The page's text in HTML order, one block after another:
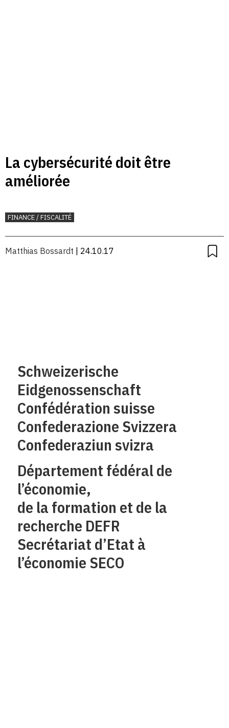
La cybersécurité doit être
améliorée
FINANCE / FISCALITÉ
Matthias Bossardt | 24.10.17
Schweizerische
Eidgenossenschaft
Confédération suisse
Confederazione Svizzera
Confederaziun svizra
Département fédéral de
l’économie,
de la formation et de la
recherche DEFR
Secrétariat d’Etat à
l’économie SECO